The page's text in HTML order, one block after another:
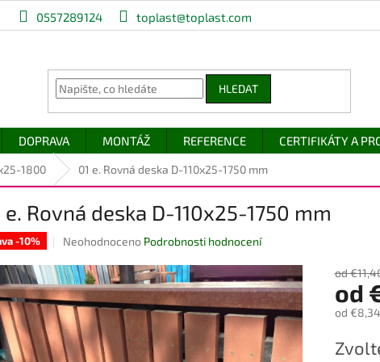
0557289124 toplast@toplast.com
HLEDAT
DOPRAVA MONTÁŽ REFERENCE CERTIFIKÁTY A
1800 01 e. Rovná deska D-110x25-1750 mm
e. Rovná deska D-110x25-1750 mm
-10%
Průměrné
produktu
je
0,0
z
5
hvězdiček.
Neohodnoceno Podrobnosti hodnocení
od
od
od €8,34
cena: